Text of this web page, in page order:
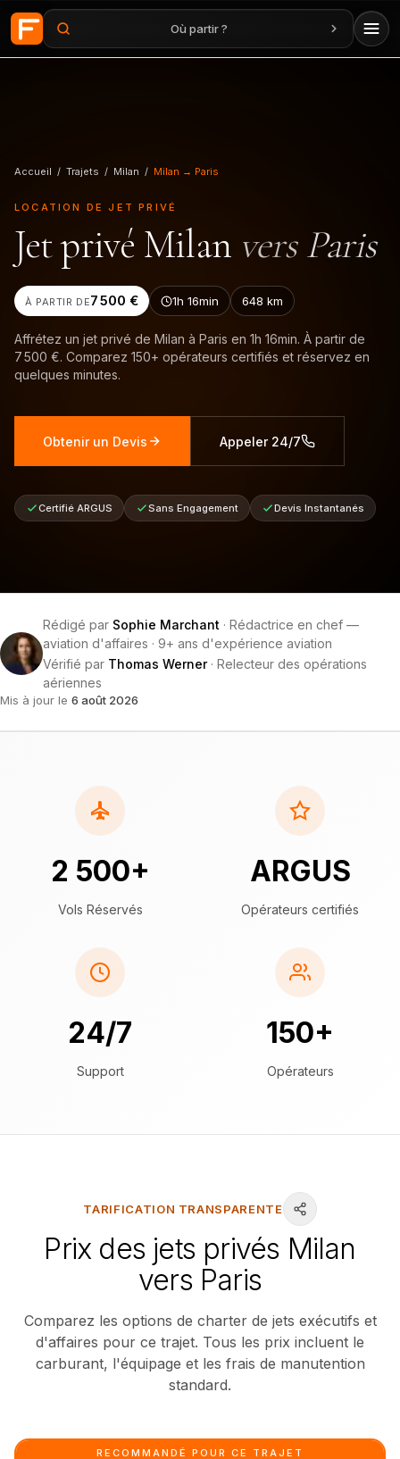
Aller au contenu principalOù partir ?
Accueil / Trajets / Milan / Milan → Paris
LOCATION DE JET PRIVÉ
Jet privé Milan vers Paris
À PARTIR DE7 500 € 1h 16min 648 km
Affrétez un jet privé de Milan à Paris en 1h 16min. À partir de
7 500 €. Comparez 150+ opérateurs certifiés et réservez en
quelques minutes.
Obtenir un Devis Appeler 24/7
Certifié ARGUS Sans Engagement Devis Instantanés
Rédigé par Sophie Marchant · Rédactrice en chef —
aviation d'affaires · 9+ ans d'expérience aviation
Vérifié par Thomas Werner· Relecteur des opérations
aériennes
Mis à jour le 6 août 2026
2 500+
Vols Réservés
ARGUS
Opérateurs certifiés
24/7
Support
150+
Opérateurs
TARIFICATION TRANSPARENTE
Prix des jets privés Milan
vers Paris
Comparez les options de charter de jets exécutifs et
d'affaires pour ce trajet. Tous les prix incluent le
carburant, l'équipage et les frais de manutention
standard.
RECOMMANDÉ POUR CE TRAJET